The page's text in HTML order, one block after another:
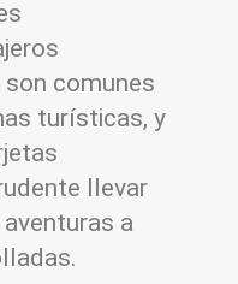
comunes
turísticas, y
llevar
a